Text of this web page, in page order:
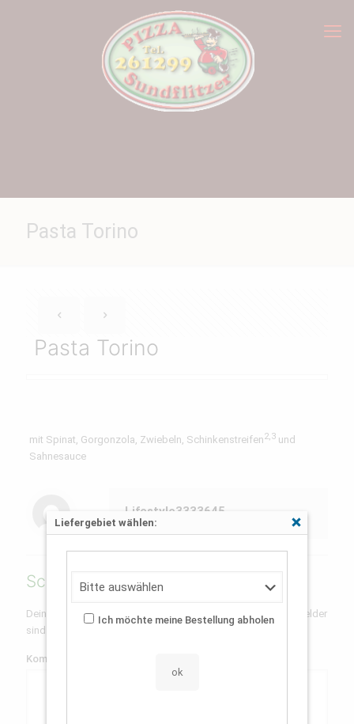
Pasta Torino
Pasta Torino
mit Spinat, Gorgonzola, Zwiebeln, Schinkenstreifen2,3und
Sahnesauce
Lifestyle3333645
Schreibe einen Kommentar
Deine E-Mail-Adresse wird nicht veröffentlicht.
Erforderliche Felder
sind mit
Kommentar
Liefergebiet wählen: Schließen
Ich möchte meine Bestellung abholen